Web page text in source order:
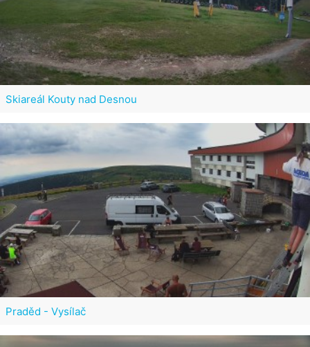
Skiareál Kouty nad Desnou
Praděd - Vysílač